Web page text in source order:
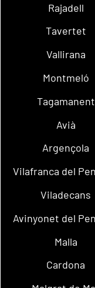
Rajadell
Tavertet
Vallirana
Montmeló
Tagamanent
Avià
Argençola
Vilafranca del
Viladecans
Avinyonet del
Malla
Cardona